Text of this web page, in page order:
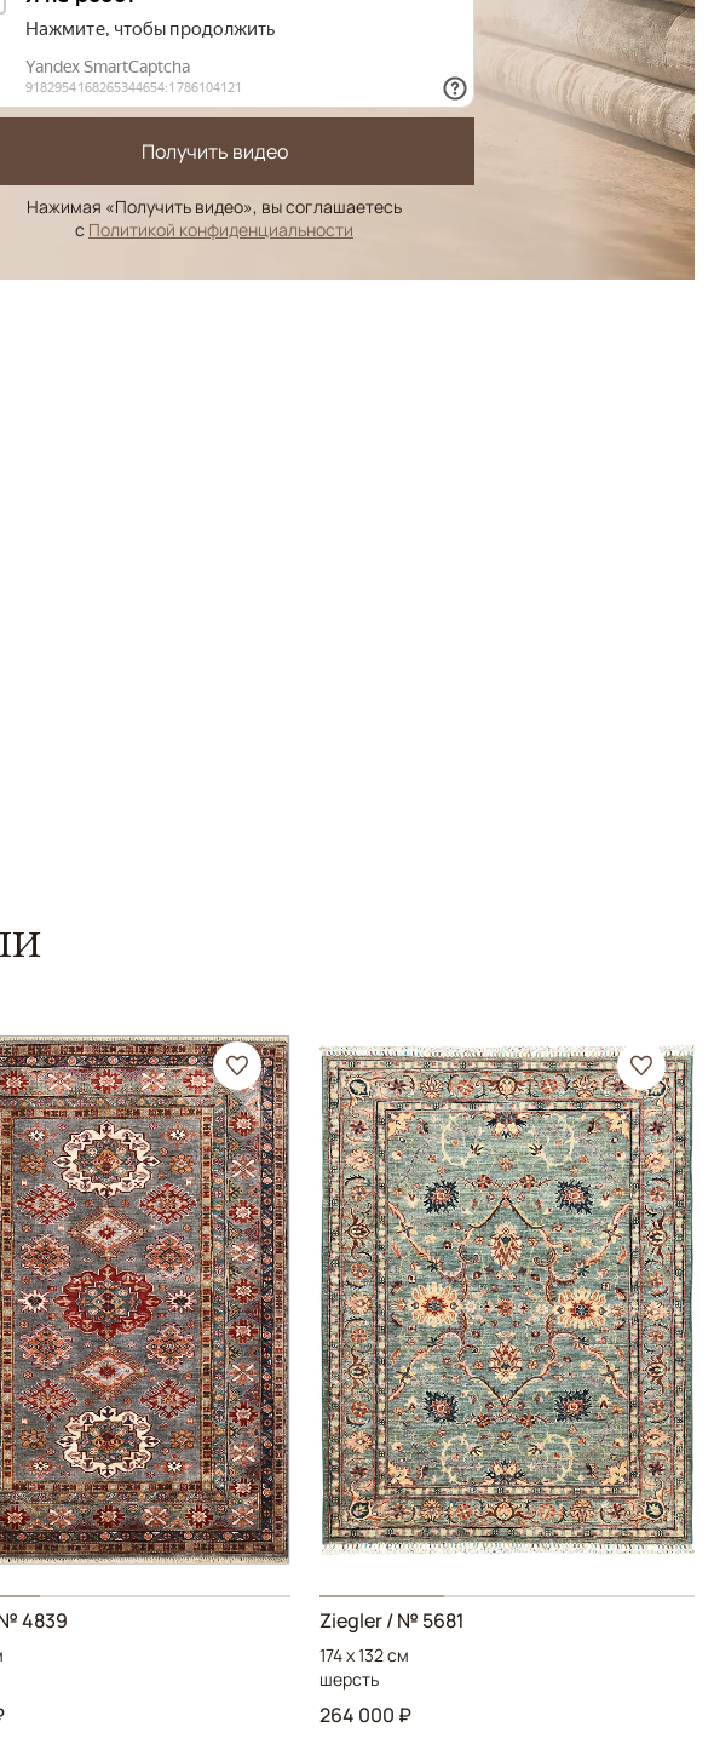
Получить видео
Нажимая «Получить видео», вы соглашаетесь
с Политикой конфиденциальности
4839 Ziegler / № 5681
174 x 132 см
шерсть
264 000 ₽